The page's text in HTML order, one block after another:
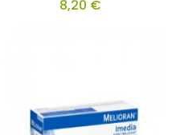
8,20 €